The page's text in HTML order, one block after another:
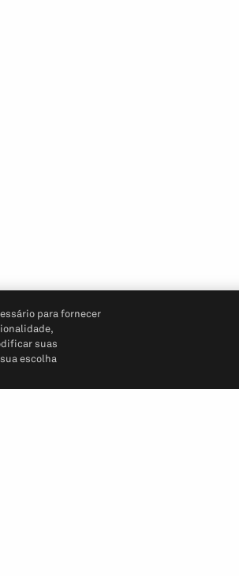
para fornecer
suas
escolha